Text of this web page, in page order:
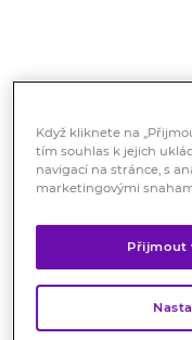
Kosmetika
Přirozeně zklidňující
té nejcitlivější. Je
rodinu (kojenci, děti,
Značka:Avène
Hodnocení
Když kliknete na
tím souhlas k jejich
navigací na stránce, s
marketingovými
Přijmout